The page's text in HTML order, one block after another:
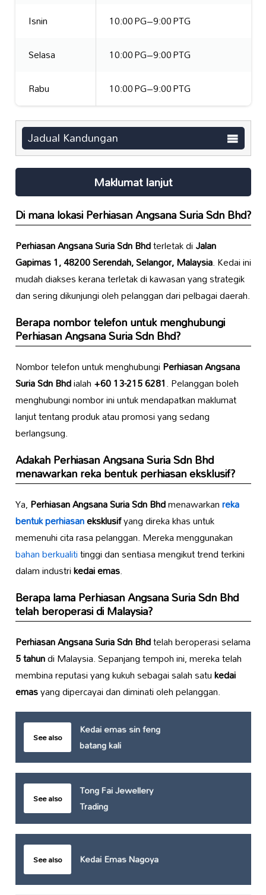
Isnin
10:00 PG–9:00 PTG
Selasa
10:00 PG–9:00 PTG
Rabu
10:00 PG–9:00 PTG
Jadual Kandungan
Maklumat lanjut
Di mana lokasiPerhiasan Angsana Suria Sdn Bhd?
Perhiasan Angsana Suria Sdn Bhdterletak diJalan
Gapimas 1, 48200 Serendah, Selangor, Malaysia. Kedai ini
mudah diakses kerana terletak di kawasan yang strategik
dan sering dikunjungi oleh pelanggan dari pelbagai daerah.
Berapa nombor telefon untuk menghubungi
Perhiasan Angsana Suria Sdn Bhd?
Nombor telefon untuk menghubungiPerhiasan Angsana
Suria Sdn Bhdialah+60 13-215 6281. Pelanggan boleh
menghubungi nombor ini untuk mendapatkan maklumat
lanjut tentang produk atau promosi yang sedang
berlangsung.
AdakahPerhiasan Angsana Suria Sdn Bhd
menawarkan reka bentuk perhiasan eksklusif?
Ya,Perhiasan Angsana Suria Sdn Bhdmenawarkanreka
bentuk perhiasaneksklusifyang direka khas untuk
memenuhi cita rasa pelanggan. Mereka menggunakan
bahan berkualititinggi dan sentiasa mengikut trend terkini
dalam industrikedai emas.
Berapa lamaPerhiasan Angsana Suria Sdn Bhd
telah beroperasi di Malaysia?
Perhiasan Angsana Suria Sdn Bhdtelah beroperasi selama
5 tahundi Malaysia. Sepanjang tempoh ini, mereka telah
membina reputasi yang kukuh sebagai salah satukedai
emasyang dipercayai dan diminati oleh pelanggan.
See also
Kedai emas sin feng
batang kali
See also
Tong Fai Jewellery
Trading
See also Kedai Emas Nagoya